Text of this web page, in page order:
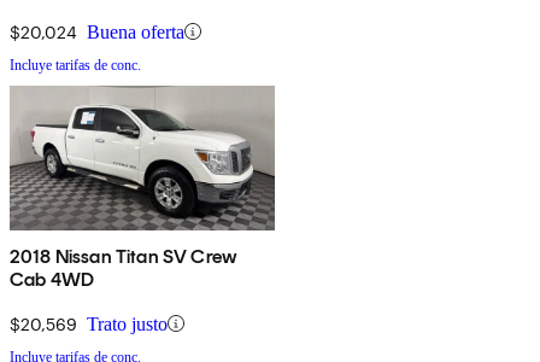
$20,024 Buena oferta
Incluye tarifas de conc.
2018 Nissan Titan SV Crew
Cab 4WD
$20,569 Trato justo
Incluye tarifas de conc.